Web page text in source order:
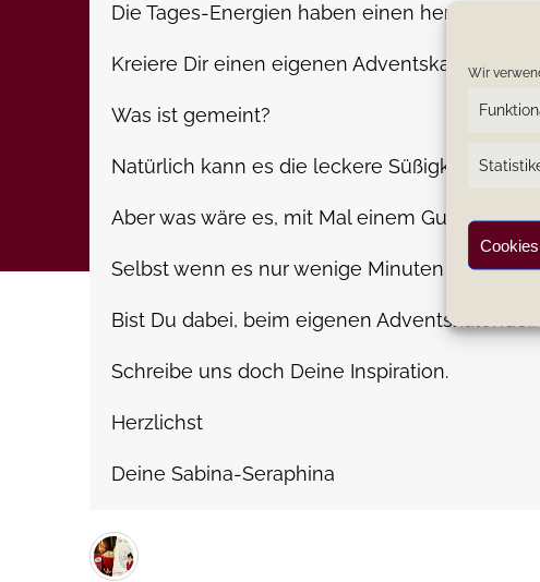
Wir
Die Tages-Energien haben einen
Kreiere Dir einen eigenen Adventskalender ~
Was ist gemeint?
Natürlich kann es die leckere Süßigkeit sein,
Aber was wäre es, mit Mal einem Gutschein
Selbst wenn es nur wenige Minuten sind,
Bist Du dabei, beim eigenen Adventskalender.
Schreibe uns doch Deine Inspiration.
Herzlichst
Deine Sabina-Seraphina